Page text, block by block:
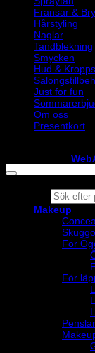
Fransar &
Hårstyling
Naglar
Tandblekning
Smycken
Hud &
Just for fun
Om oss
Presentkort
Products
search
Makeup
För
För